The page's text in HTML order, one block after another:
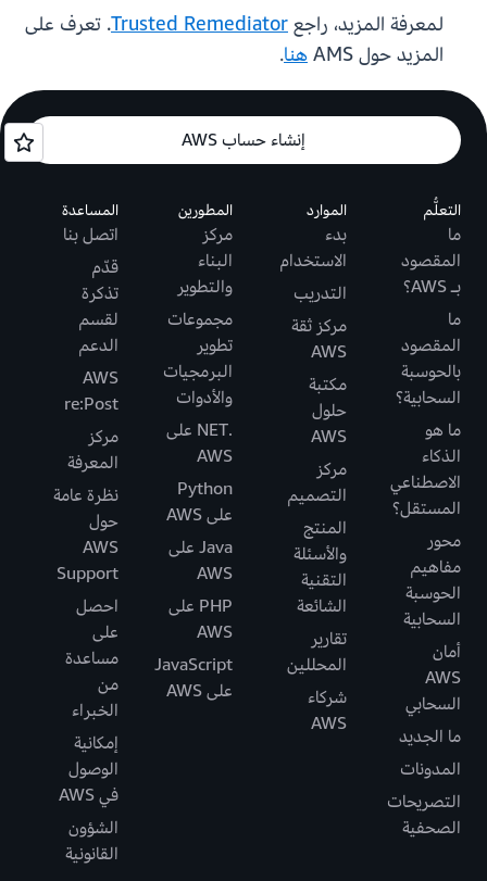
لمعرفة المزيد، راجعTrusted Remediator. تعرف على
المزيد حول AMS
هنا.
إنشاء حساب AWS
التعلُّم
ما
المقصود
بـ AWS؟
ما
المقصود
بالحوسبة
السحابية؟
ما هو
الذكاء
الاصطناعي
المستقل؟
محور
مفاهيم
الحوسبة
السحابية
أمان
AWS
السحابي
ما الجديد
المدونات
التصريحات
الصحفية
الموارد
بدء
الاستخدام
التدريب
مركز ثقة
AWS
مكتبة
حلول
AWS
مركز
التصميم
المنتج
والأسئلة
التقنية
الشائعة
تقارير
المحللين
شركاء
AWS
المطورين
مركز
البناء
والتطوير
مجموعات
تطوير
البرمجيات
والأدوات
.NET على
AWS
Python
على AWS
Java على
AWS
PHP على
AWS
JavaScript
على AWS
المساعدة
اتصل بنا
قدّم
تذكرة
لقسم
الدعم
AWS
re:Post
مركز
المعرفة
نظرة عامة
حول
AWS
Support
احصل
على
مساعدة
من
الخبراء
إمكانية
الوصول
في AWS
الشؤون
القانونية